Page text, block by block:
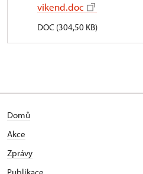
vikend.doc
DOC (304,50 KB)
Domů
Akce
Zprávy